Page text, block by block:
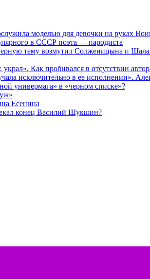
моделью для девочки на руках
в СССР поэта — пародиста
тему возмутил Солженицына и
Как пробивался в отсутствии
исключительно в ее исполнении».
универмага» в «черном списке»?
Есенина
конец Василий Шукшин?